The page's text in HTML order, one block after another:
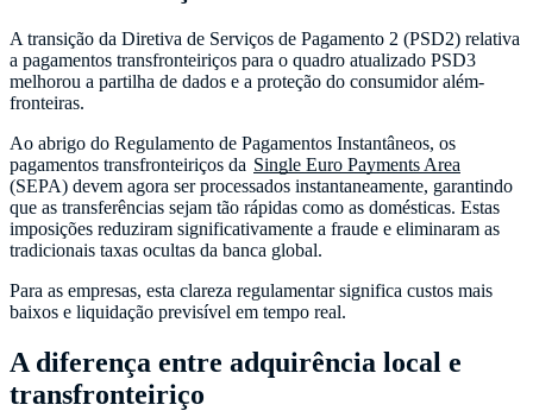
A transição da Diretiva de Serviços de Pagamento 2 (PSD2) relativa
a pagamentos transfronteiriços para o quadro atualizado PSD3
melhorou a partilha de dados e a proteção do consumidor além-
fronteiras.
Ao abrigo do Regulamento de Pagamentos Instantâneos, os
pagamentos transfronteiriços da Single Euro Payments Area
(SEPA) devem agora ser processados instantaneamente, garantindo
que as transferências sejam tão rápidas como as domésticas. Estas
imposições reduziram significativamente a fraude e eliminaram as
tradicionais taxas ocultas da banca global.
Para as empresas, esta clareza regulamentar significa custos mais
baixos e liquidação previsível em tempo real.
A diferença entre adquirência local e
transfronteiriço